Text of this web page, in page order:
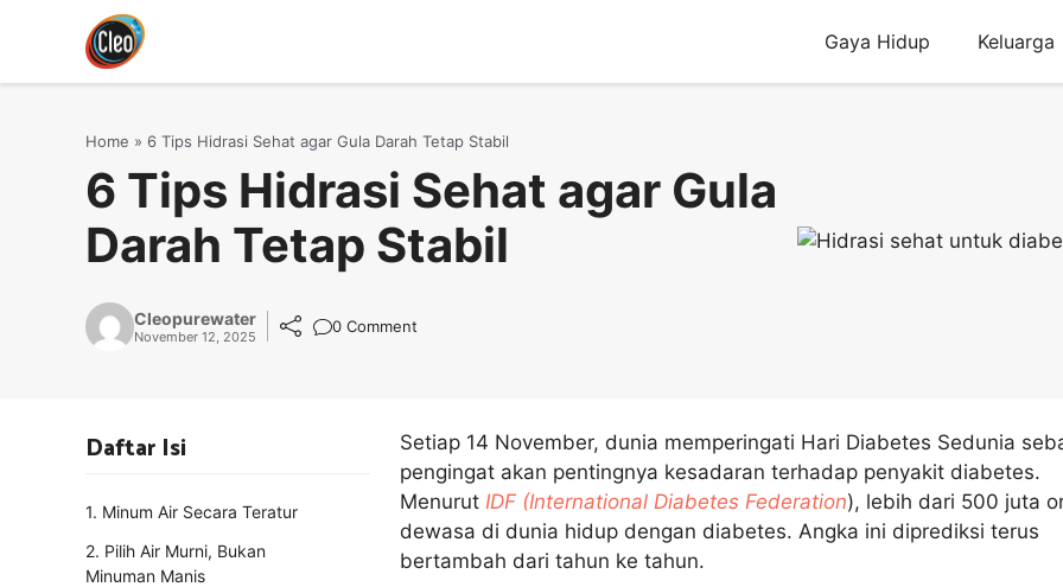
Gaya Hidup Keluarga
Home » 6 Tips Hidrasi Sehat agar Gula Darah Tetap Stabil
6 Tips Hidrasi Sehat agar Gula
Darah Tetap Stabil
Cleopurewater
November 12, 2025
0 Comment
Setiap 14 November, dunia memperingati Hari Diabetes Sedunia
pengingat akan pentingnya kesadaran terhadap penyakit diabetes.
Menurut IDF (International Diabetes Federation), lebih dari 500 juta
dewasa di dunia hidup dengan diabetes. Angka ini diprediksi terus
bertambah dari tahun ke tahun.
Daftar Isi
1. Minum Air Secara Teratur
2. Pilih Air Murni, Bukan
Minuman Manis